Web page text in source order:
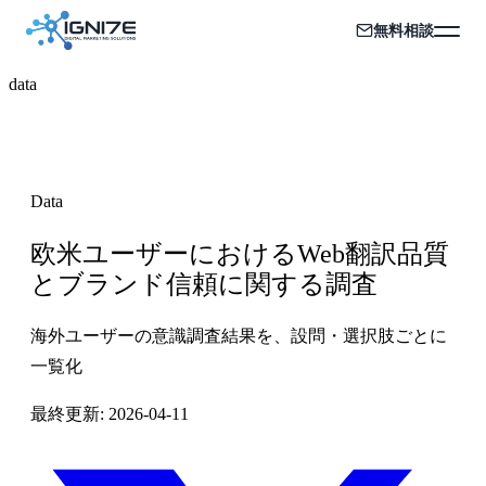
無料相談
data
Data
欧米ユーザーにおけるWeb翻訳品質
とブランド信頼に関する調査
海外ユーザーの意識調査結果を、設問・選択肢ごとに
一覧化
最終更新: 2026-04-11